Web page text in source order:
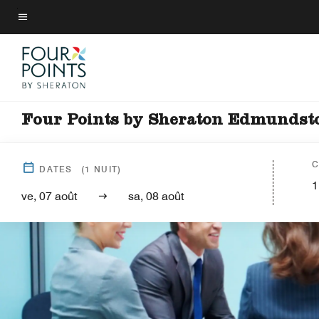
Skip
to
main
content
Texte du menu
Four Points by Sheraton
DATES (1 NUIT)
ve, 07 août sa, 08 août
1